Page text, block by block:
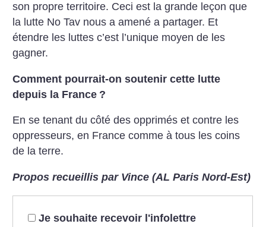
son propre territoire. Ceci est la grande leçon que
la lutte No Tav nous a amené a partager. Et
étendre les luttes c’est l’unique moyen de les
gagner.
Comment pourrait-on soutenir cette lutte
depuis la France ?
En se tenant du côté des opprimés et contre les
oppresseurs, en France comme à tous les coins
de la terre.
Propos recueillis par Vince (AL Paris Nord-Est)
Je souhaite recevoir l'infolettre